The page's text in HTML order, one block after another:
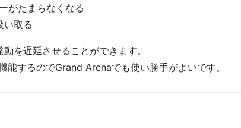
がたまらなくなる
い取る
を遅延させることができます。
するのでGrand Arenaでも使い勝手がよいです。